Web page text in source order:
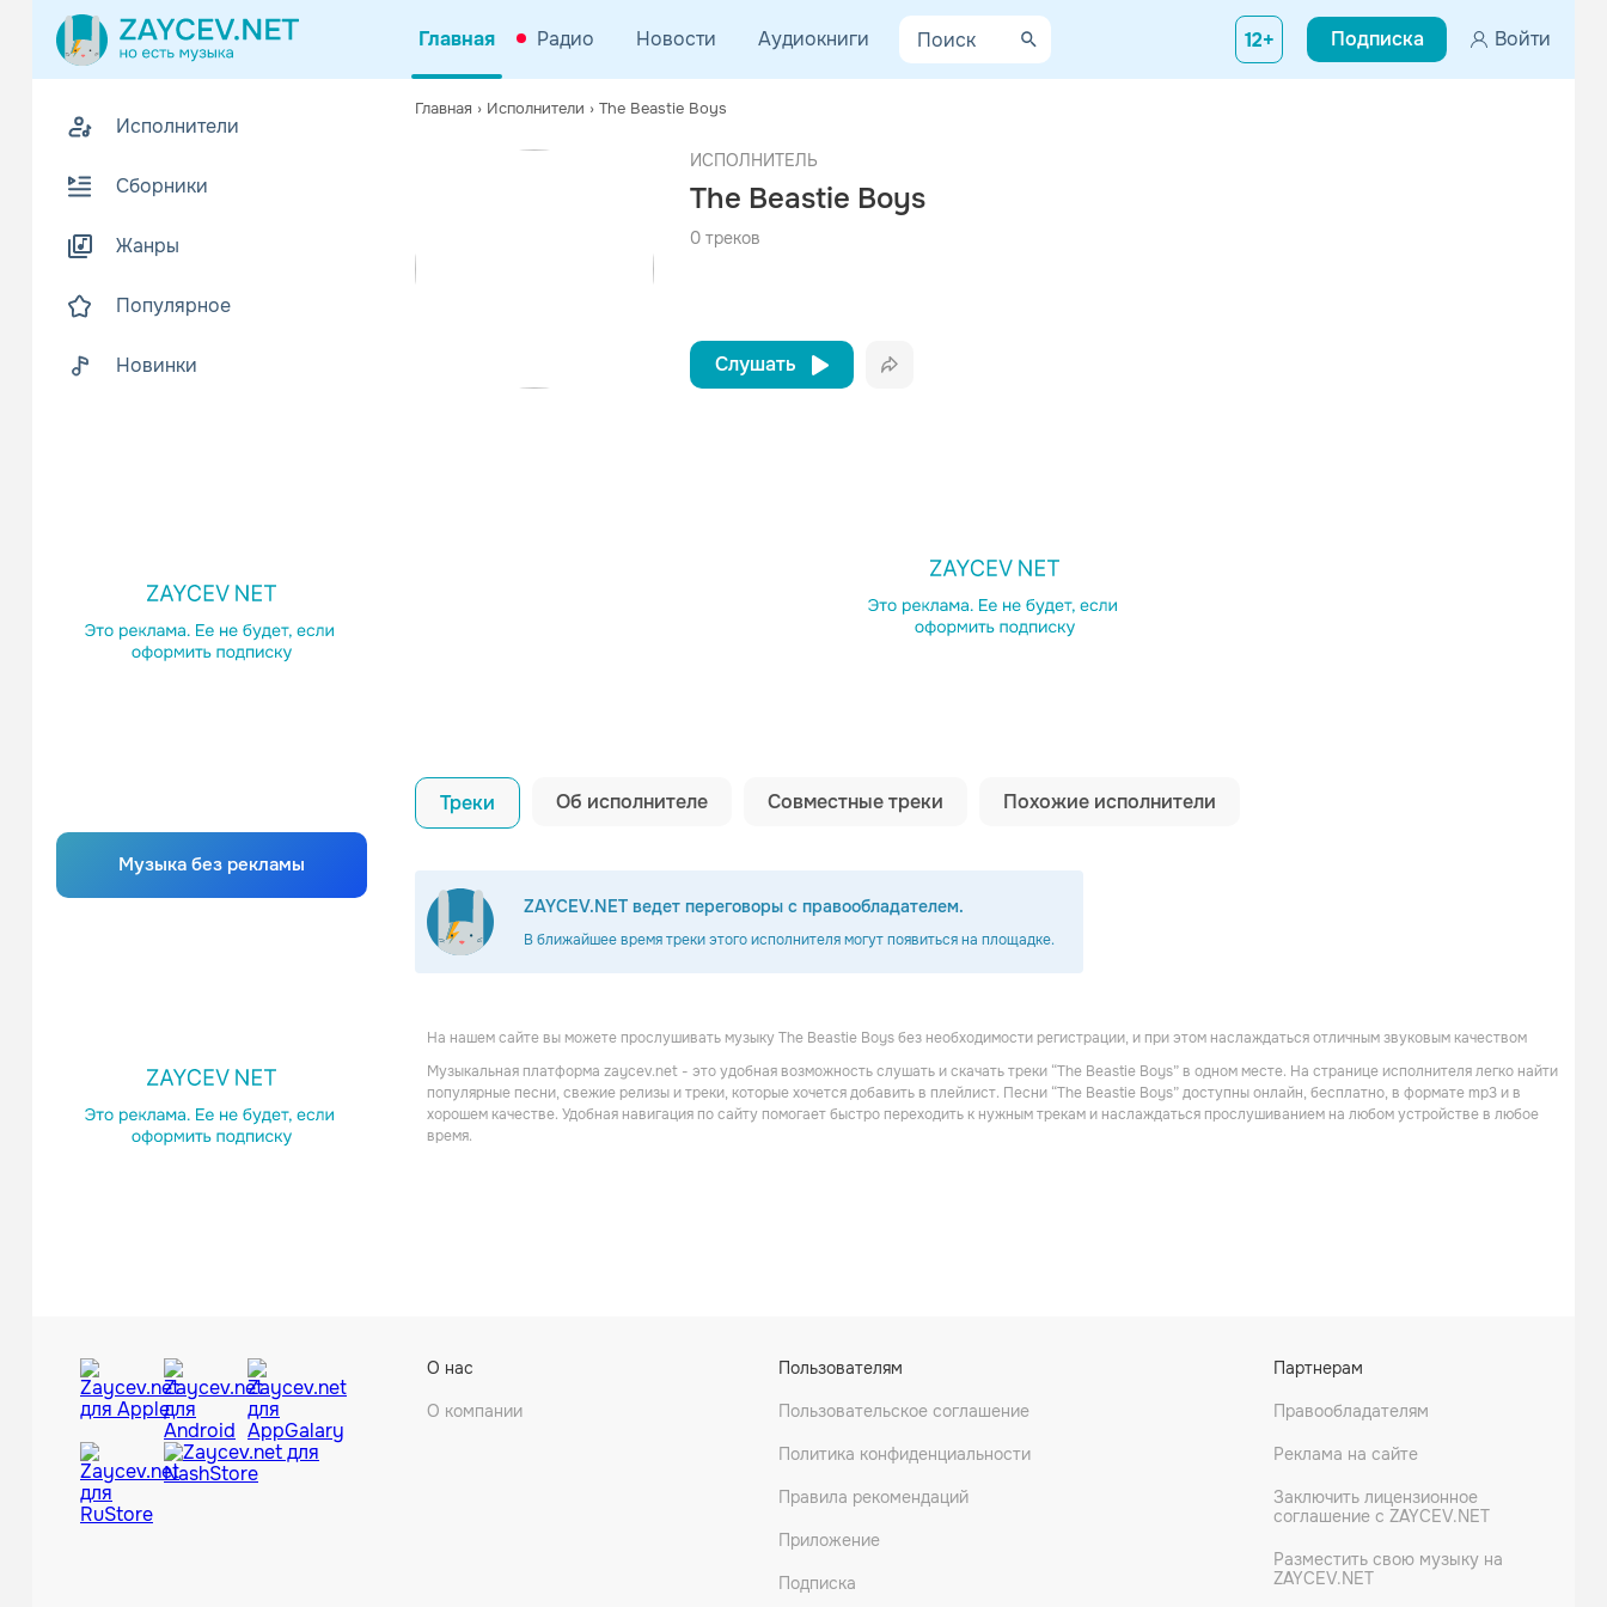
Главная Радио Новости Аудиокниги 12+ Подписка Войти
Исполнители
Сборники
Жанры
Популярное
Новинки
Музыка без рекламы
Главная › Исполнители › The Beastie Boys
ИСПОЛНИТЕЛЬ
The Beastie Boys
0 треков
Слушать
Копировать ссылку
Треки Об исполнителе Совместные треки Похожие исполнители
ZAYCEV.NET ведет переговоры с правообладателем.
В ближайшее время треки этого исполнителя могут появиться на площадке.
ZAYCEV.NET ведет переговоры с правообладателем.
0
На нашем сайте вы можете прослушивать музыку The Beastie Boys без необходимости регистрации, и при этом наслаждаться отличным звуковым качеством
Музыкальная платформа zaycev.net - это удобная возможность слушать и скачать треки “The Beastie Boys” в одном месте. На странице исполнителя легко найти
популярные песни, свежие релизы и треки, которые хочется добавить в плейлист. Песни “The Beastie Boys” доступны онлайн, бесплатно, в формате mp3 и в
хорошем качестве. Удобная навигация по сайту помогает быстро переходить к нужным трекам и наслаждаться прослушиванием на любом устройстве в любое
время.
О нас
О компании
Пользователям
Пользовательское соглашение
Политика конфиденциальности
Правила рекомендаций
Приложение
Подписка
Партнерам
Правообладателям
Реклама на сайте
Заключить лицензионное
соглашение с ZAYCEV.NET
Разместить свою музыку на
ZAYCEV.NET